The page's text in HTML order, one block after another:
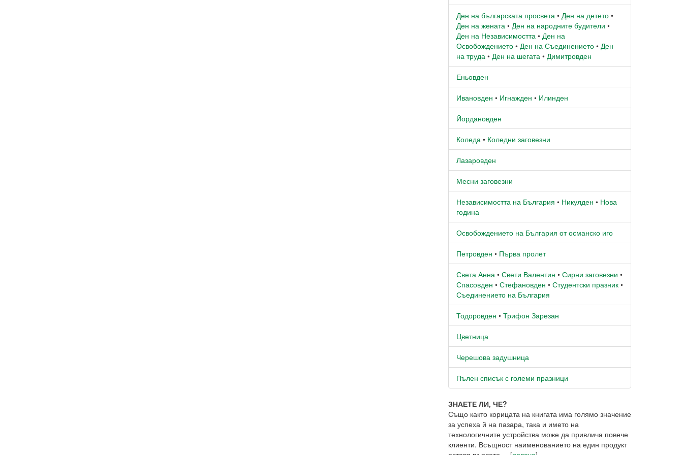
Ден на българската просвета • Ден на детето •
Ден на жената • Ден на народните будители •
Ден на Независимостта • Ден на
Освобождението • Ден на Съединението • Ден
на труда • Ден на шегата • Димитровден
Еньовден
Ивановден • Игнажден • Илинден
Йордановден
Коледа • Коледни заговезни
Лазаровден
Месни заговезни
Независимостта на България • Никулден • Нова
година
Освобождението на България от османско иго
Петровден • Първа пролет
Света Анна • Свети Валентин • Сирни заговезни •
Спасовден • Стефановден • Студентски празник •
Съединението на България
Тодоровден • Трифон Зарезан
Цветница
Черешова задушница
Пълен списък с големи празници
ЗНАЕТЕ ЛИ, ЧЕ?
Също както корицата на книгата има голямо значение
за успеха й на пазара, така и името на
технологичните устройства може да привлича повече
клиенти. Всъщност наименованието на един продукт